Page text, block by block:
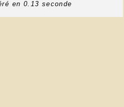
en 0.13 seconde